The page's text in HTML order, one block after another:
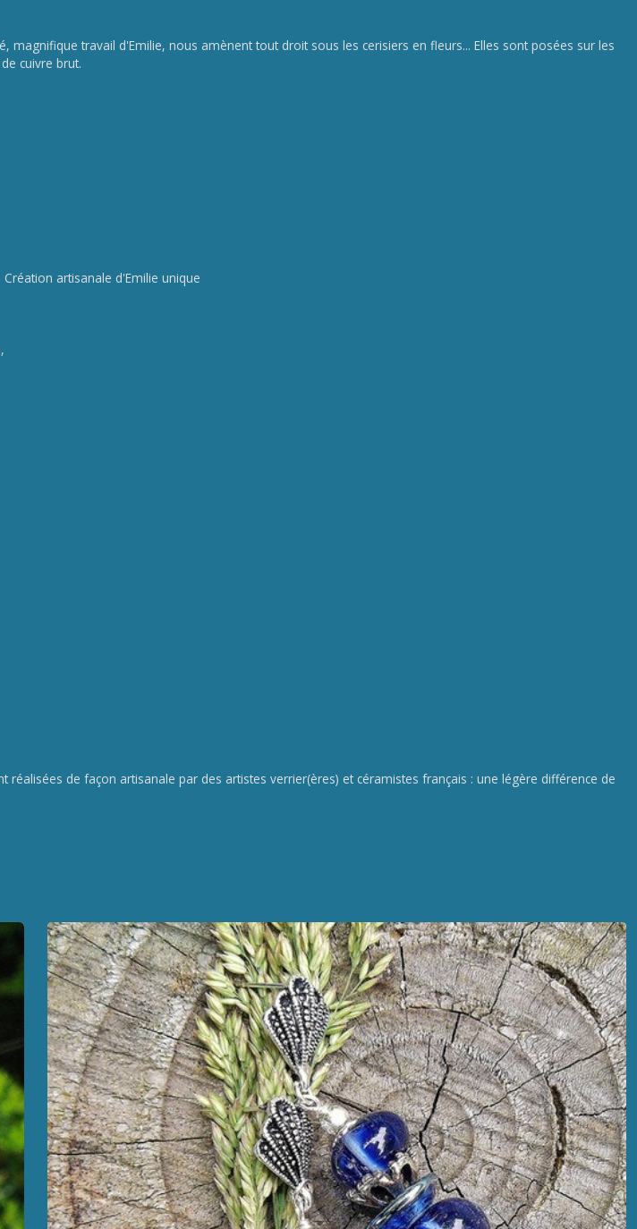
magnifique travail d'Emilie, nous amènent tout droit sous les cerisiers en fleurs... Elles sont posées sur les
cuivre brut.
artisanale d'Emilie unique
de façon artisanale par des artistes verrier(ères) et céramistes français : une légère différence de